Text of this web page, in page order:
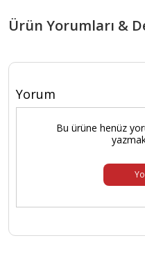
Ürün Yorumları &
Yorum
Bu ürüne henüz